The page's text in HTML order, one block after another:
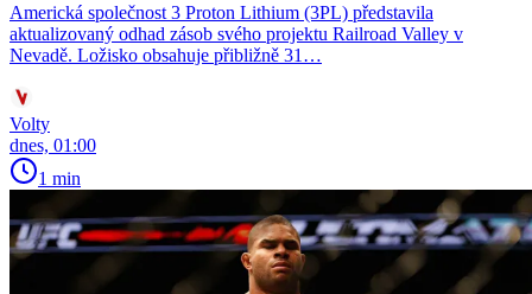
Americká společnost 3 Proton Lithium (3PL) představila
aktualizovaný odhad zásob svého projektu Railroad Valley v
Nevadě. Ložisko obsahuje přibližně 31…
Volty
dnes, 01:00
1 min